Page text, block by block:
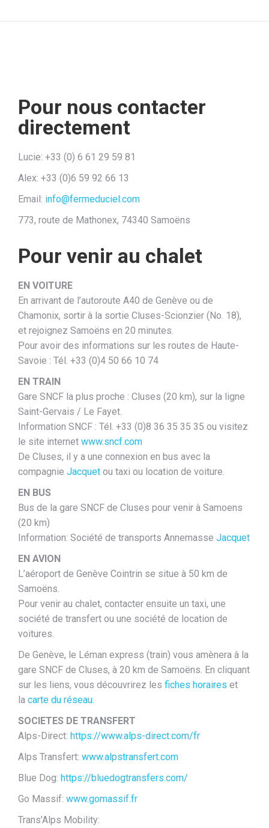
Pour nous contacter
directement
Lucie: +33 (0) 6 61 29 59 81
Alex: +33 (0)6 59 92 66 13
Email: info@fermeduciel.com
773, route de Mathonex, 74340 Samoëns
Pour venir au chalet
EN VOITURE
En arrivant de l’autoroute A40 de Genève ou de
Chamonix, sortir à la sortie Cluses-Scionzier (No. 18),
et rejoignez Samoëns en 20 minutes.
Pour avoir des informations sur les routes de Haute-
Savoie : Tél. +33 (0)4 50 66 10 74
EN TRAIN
Gare SNCF la plus proche : Cluses (20 km), sur la ligne
Saint-Gervais / Le Fayet.
Information SNCF : Tél. +33 (0)8 36 35 35 35 ou visitez
le site internet www.sncf.com
De Cluses, il y a une connexion en bus avec la
compagnie Jacquet ou taxi ou location de voiture.
EN BUS
Bus de la gare SNCF de Cluses pour venir à Samoens
(20 km)
Information: Société de transports Annemasse Jacquet
EN AVION
L’aéroport de Genève Cointrin se situe à 50 km de
Samoëns.
Pour venir au chalet, contacter ensuite un taxi, une
société de transfert ou une société de location de
voitures.
De Genève, le Léman express (train) vous amènera à la
gare SNCF de Cluses, à 20 km de Samoëns. En cliquant
sur les liens, vous découvrirez les fiches horaires et
la carte du réseau.
SOCIETES DE TRANSFERT
Alps-Direct: https://www.alps-direct.com/fr
Alps Transfert: www.alpstransfert.com
Blue Dog: https://bluedogtransfers.com/
Go Massif: www.gomassif.fr
Trans’Alps Mobility: